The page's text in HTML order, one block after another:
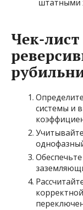
штатными
Чек-
системы и